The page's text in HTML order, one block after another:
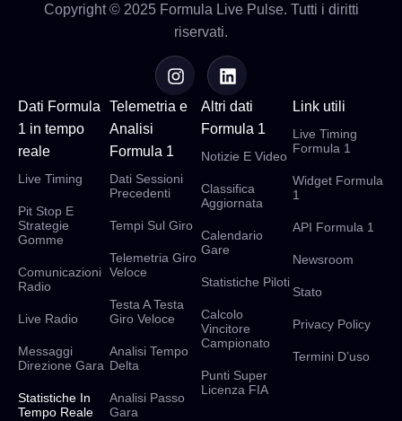
Copyright © 2025 Formula Live Pulse. Tutti i diritti
riservati.
Dati Formula
1 in tempo
reale
Live Timing
Pit Stop E
Strategie
Gomme
Comunicazioni
Radio
Live Radio
Messaggi
Direzione Gara
Statistiche In
Tempo Reale
Telemetria e
Analisi
Formula 1
Dati Sessioni
Precedenti
Tempi Sul Giro
Telemetria Giro
Veloce
Testa A Testa
Giro Veloce
Analisi Tempo
Delta
Analisi Passo
Gara
Altri dati
Formula 1
Notizie E Video
Classifica
Aggiornata
Calendario
Gare
Statistiche Piloti
Calcolo
Vincitore
Campionato
Punti Super
Licenza FIA
Link utili
Live Timing
Formula 1
Widget Formula
1
API Formula 1
Newsroom
Stato
Privacy Policy
Termini D’uso